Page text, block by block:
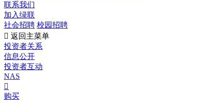
联系我们
加入绿联
社会招聘 校园招聘
 返回主菜单
投资者关系
信息公开
投资者互动
NAS

购买